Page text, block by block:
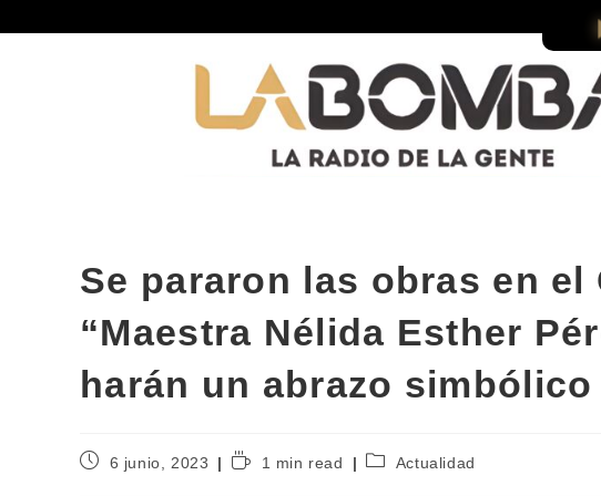
Se pararon las obras en el
“Maestra Nélida Esther
harán un abrazo simbólico
6 junio, 2023 1 min read Actualidad